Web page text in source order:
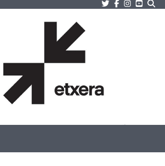
Twitter
Facebook
Instagram